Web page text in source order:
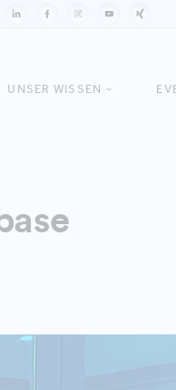
UNSER WISSEN